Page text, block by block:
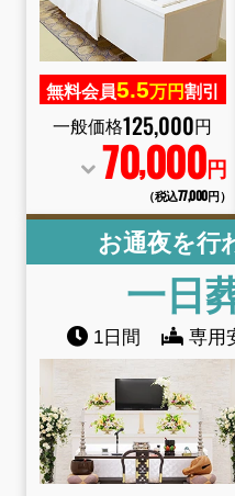
無料会員5.5万円割引
一般価格125,000円
70,000円
（税込77,000円）
お通夜を行
一日
1日間 専用